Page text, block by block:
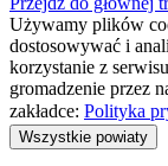
Używamy plików
dostosowywać i
korzystanie z
gromadzenie przez
zakładce: Polityka
Wszystkie powiaty